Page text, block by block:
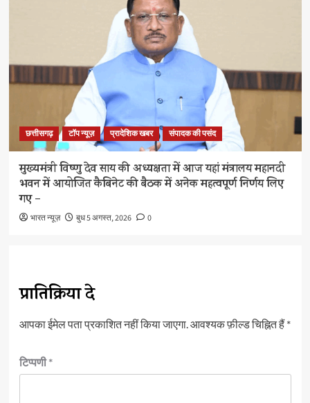
छत्तीसगढ़ टॉप न्यूज़ प्रादेशिक खबर संपादक की पसंद
मुख्यमंत्री विष्णु देव साय की अध्यक्षता में आज यहां मंत्रालय महानदी
भवन में आयोजित कैबिनेट की बैठक में अनेक महत्वपूर्ण निर्णय लिए
गए –
भारत न्यूज़ बुध 5 अगस्त, 2026 0
प्रातिक्रिया दे
आपका ईमेल पता प्रकाशित नहीं किया जाएगा. आवश्यक फ़ील्ड चिह्नित हैं*
टिप्पणी*